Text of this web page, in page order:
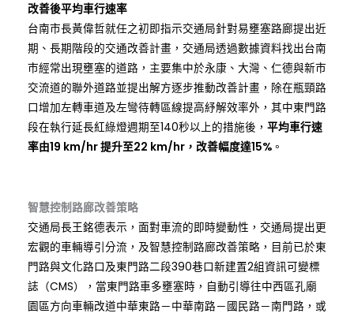
改善後平均車行速率
台南市長黃偉哲就任之初即指示交通局針對易壅塞路廊提出近
期、長期階段的交通改善計畫，交通局透過數據資料找出台南
市經常出現壅塞的道路，主要集中於永康、大灣、仁德與新市
交流道的聯外道路並提出解方逐步推動改善計畫，除在瓶頸路
口增加左轉車道及左彎待轉區線提高紓解效率外，其中東門路
段在執行延長紅綠燈週期至140秒以上的措施後， 平均車行速
率由19 km/hr 提升至22 km/hr，改善幅度達15% 。
智慧控制路廊改善策略
交通局長王銘德表示，面對車流的即時變動性，交通局提出更
宏觀的車輛導引分流，及智慧控制路廊改善策略，目前已於東
門路與文化路口及東門路二段390巷口新建置2組資訊可變標
誌（CMS），當東門路車多壅塞時，自動引導往中西區孔廟
園區方向車輛改道中華東路－中華南路－國民路－南門路，或